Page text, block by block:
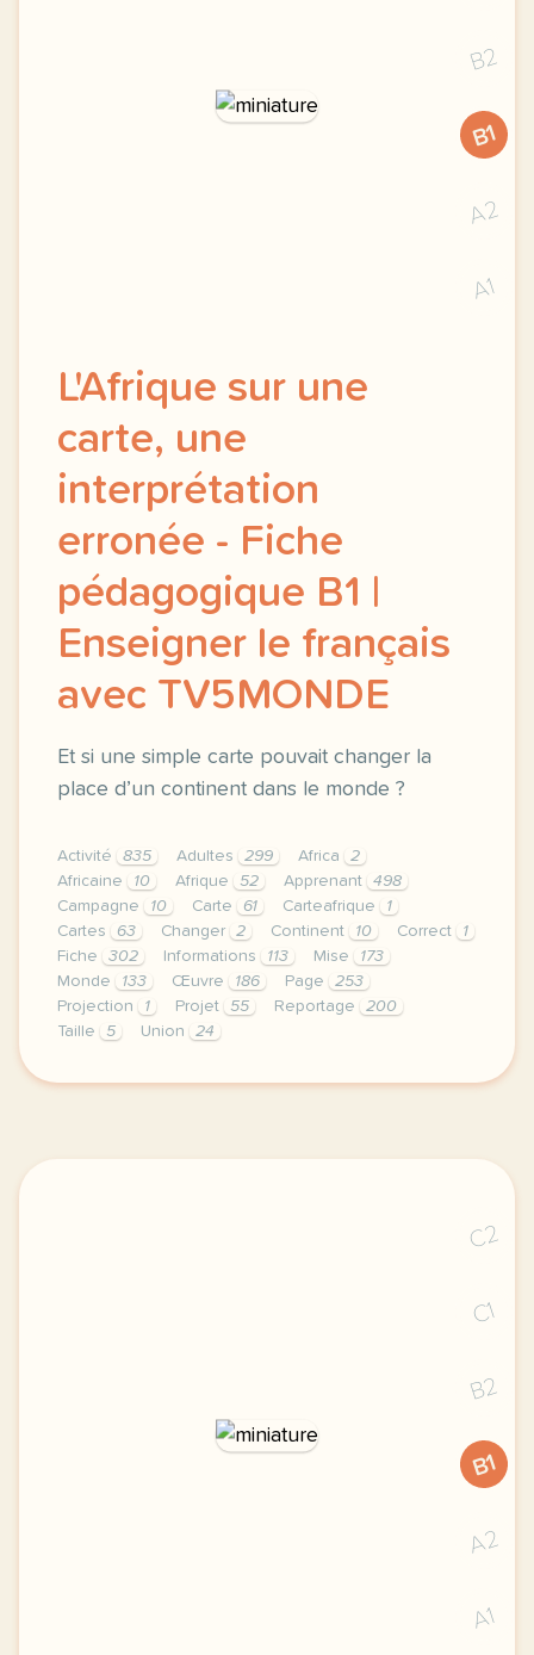
B2
B1
A2
A1
L'Afrique sur une
carte, une
interprétation
erronée - Fiche
pédagogique B1 |
Enseigner le français
avec TV5MONDE
Et si une simple carte pouvait changer la
place d’un continent dans le monde ?
Activité 835 Adultes 299 Africa
2
Africaine
10 Afrique 52 Apprenant
498
Campagne
10 Carte 61 Carteafrique
1
Cartes
63 Changer 2 Continent 10 Correct
1
Fiche
302 Informations 113 Mise
173
Monde
133 Œuvre 186 Page
253
Projection
1 Projet 55 Reportage
200
Taille
5 Union 24
le respect de votre vie privee est une priorite
C2
C1
B2
B1
A2
A1